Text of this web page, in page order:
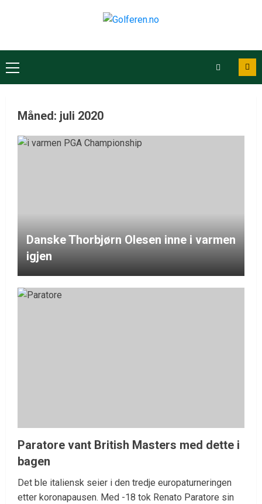
Måned: juli 2020
Danske Thorbjørn Olesen inne i varmen
igjen
Paratore vant British Masters med dette i
bagen
Det ble italiensk seier i den tredje europaturneringen
etter koronapausen. Med -18 tok Renato Paratore sin